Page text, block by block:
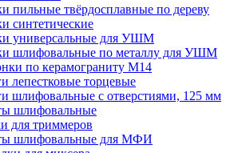
пильные твёрдосплавные по дереву
синтетические
универсальные для УШМ
шлифовальные по металлу для УШМ
по керамограниту M14
лепестковые торцевые
шлифовальные с отверстиями, 125 мм
шлифовальные
для триммеров
шлифовальные для МФИ